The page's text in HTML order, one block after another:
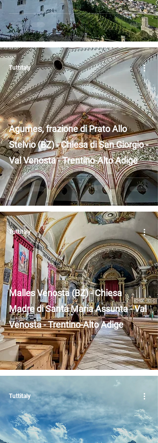
Agumes, frazione di Prato Allo
Stelvio (BZ) - Chiesa di San Giorgio -
Val Venosta - Trentino-Alto Adige
Tuttitaly
Malles Venosta (BZ) - Chiesa
Madre di Santa Maria Assunta - Val
Venosta - Trentino-Alto Adige
Tuttitaly
Tuttitaly